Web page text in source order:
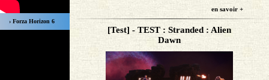
› Forza Horizon 6
en savoir +
[Test] - TEST : Stranded : Alien
Dawn